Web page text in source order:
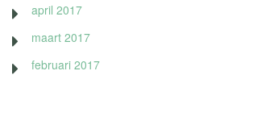
april 2017
maart 2017
februari 2017